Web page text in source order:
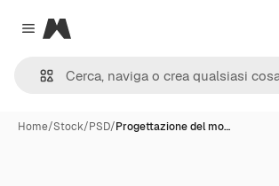
Close menu
Magnific
Home/Stock/PSD/Progettazione del mo…